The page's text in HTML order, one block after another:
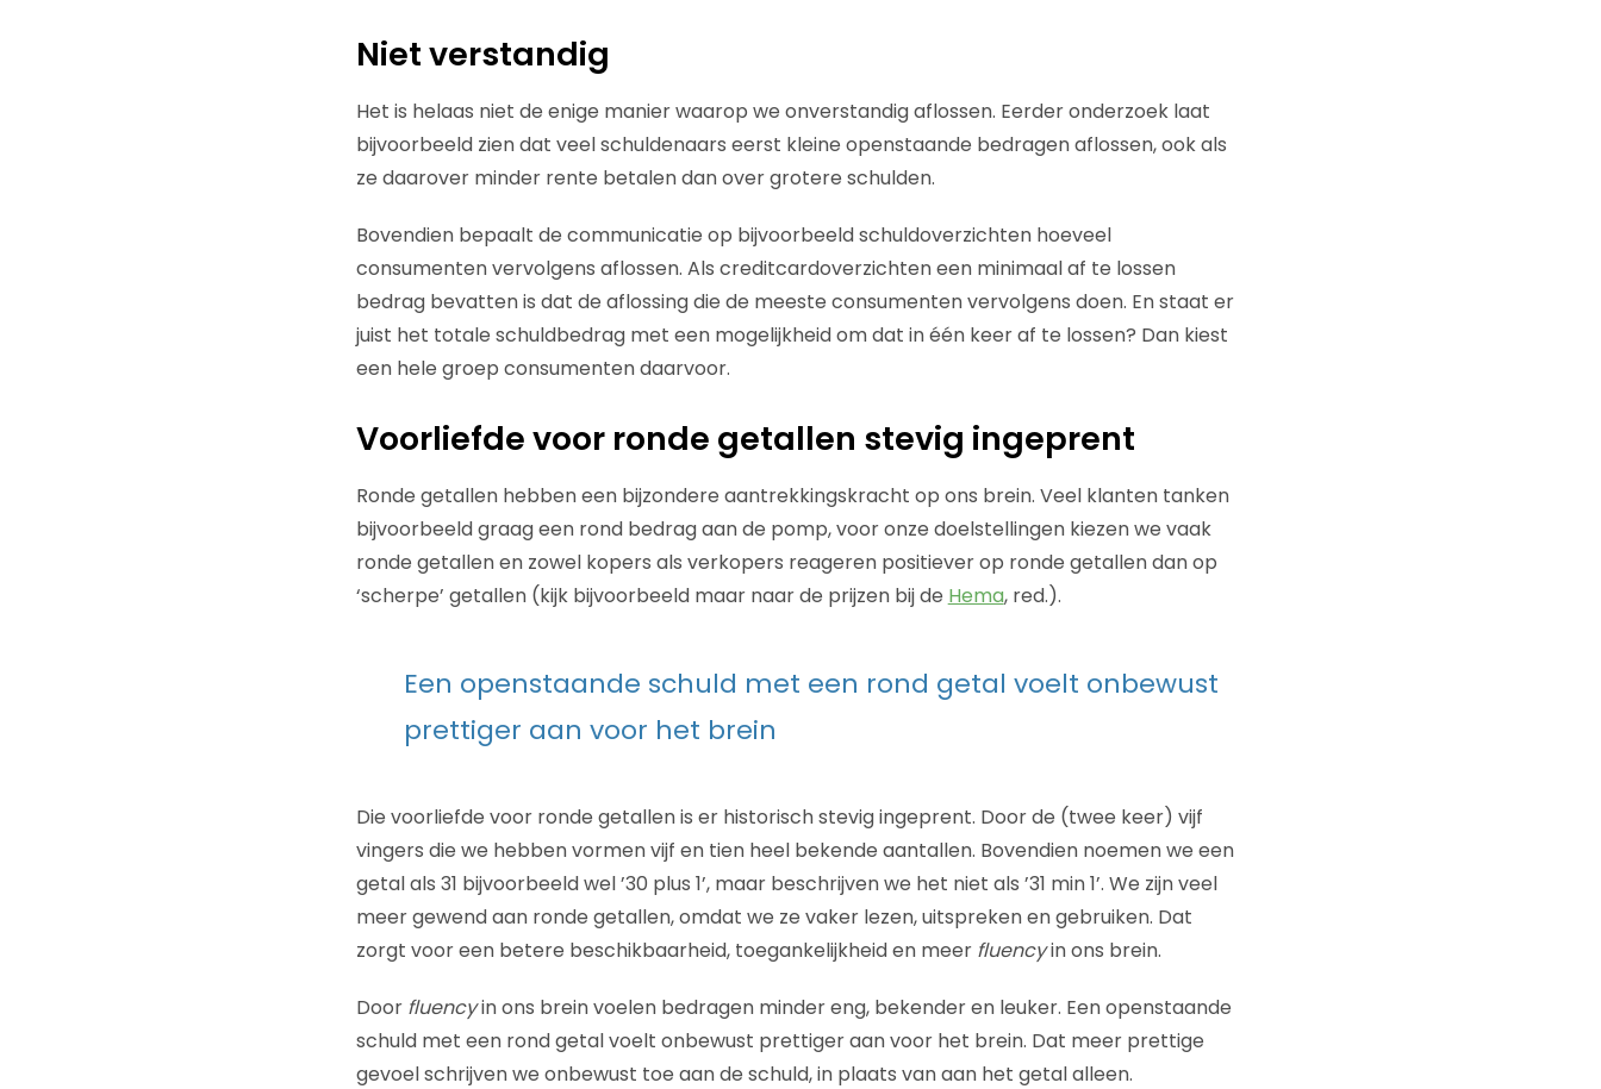
Niet verstandig
Het is helaas niet de enige manier waarop we onverstandig aflossen. Eerder onderzoek laat
bijvoorbeeld zien dat veel schuldenaars eerst kleine openstaande bedragen aflossen, ook als
ze daarover minder rente betalen dan over grotere schulden.
Bovendien bepaalt de communicatie op bijvoorbeeld schuldoverzichten hoeveel
consumenten vervolgens aflossen. Als creditcardoverzichten een minimaal af te lossen
bedrag bevatten is dat de aflossing die de meeste consumenten vervolgens doen. En staat er
juist het totale schuldbedrag met een mogelijkheid om dat in één keer af te lossen? Dan kiest
een hele groep consumenten daarvoor.
Voorliefde voor ronde getallen stevig ingeprent
Ronde getallen hebben een bijzondere aantrekkingskracht op ons brein. Veel klanten tanken
bijvoorbeeld graag een rond bedrag aan de pomp, voor onze doelstellingen kiezen we vaak
ronde getallen en zowel kopers als verkopers reageren positiever op ronde getallen dan op
‘scherpe’ getallen (kijk bijvoorbeeld maar naar de prijzen bij de Hema, red.).
Een openstaande schuld met een rond getal voelt onbewust
prettiger aan voor het brein
Die voorliefde voor ronde getallen is er historisch stevig ingeprent. Door de (twee keer) vijf
vingers die we hebben vormen vijf en tien heel bekende aantallen. Bovendien noemen we een
getal als 31 bijvoorbeeld wel ’30 plus 1’, maar beschrijven we het niet als ’31 min 1’. We zijn veel
meer gewend aan ronde getallen, omdat we ze vaker lezen, uitspreken en gebruiken. Dat
zorgt voor een betere beschikbaarheid, toegankelijkheid en meer fluencyin ons brein.
Door fluencyin ons brein voelen bedragen minder eng, bekender en leuker. Een openstaande
schuld met een rond getal voelt onbewust prettiger aan voor het brein. Dat meer prettige
gevoel schrijven we onbewust toe aan de schuld, in plaats van aan het getal alleen.